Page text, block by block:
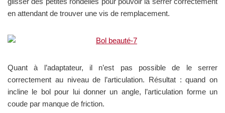
en attendant de trouver une vis de remplacement.
Quant à l’adaptateur, il n’est pas possible de le serrer
correctement au niveau de l’articulation. Résultat : quand on
incline le bol pour lui donner un angle, l’articulation forme un
coude par manque de friction.